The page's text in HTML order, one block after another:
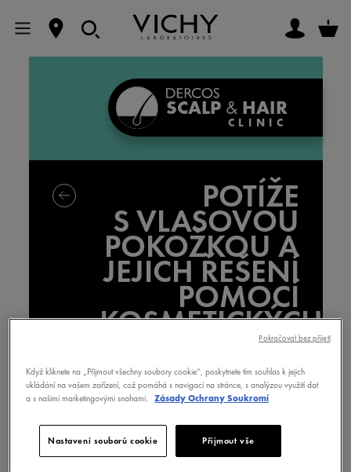
POTÍŽE
SVLASOVOU
POKOŽKOU A
JEJICH ŘEŠENÍ
POMOCÍ
KOSMETICKÝCH
VÝROBKŮ
SCALP& HAIR
CLINIC
Když kliknete na „Přijmout všechny soubory cookie“, poskytnete tím souhlas k jejich
ukládání na vašem zařízení, což pomáhá s navigací na stránce, s analýzou využití dat
a s našimi marketingovými snahami. Zásady Ochrany Soukromí
Nastavení souborů cookie Přijmout vše
Pokračovat bez přijetí